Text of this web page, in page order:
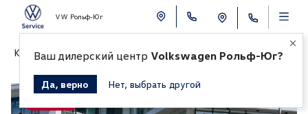
VW Рольф-Юг
К СПИСКУ АВТОМОБИЛЕЙ
Ваш дилерский центр Volkswagen Рольф-Юг?
Да, верно Нет, выбрать другой